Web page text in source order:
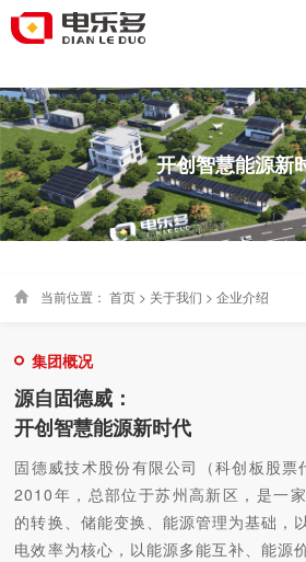
开创智慧能源新
当前位置：首页 > 关于我们 >企业介绍
集团概况
源自固德威：
开创智慧能源新时代
固德威技术股份有限公司（科创板股
2010年，总部位于苏州高新区，是一
的转换、储能变换、能源管理为基础，
电效率为核心，以能源多能互补、能源